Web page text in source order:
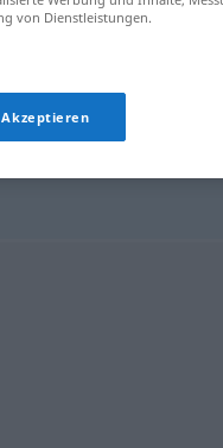
von Dienstleistungen.
Akzeptieren